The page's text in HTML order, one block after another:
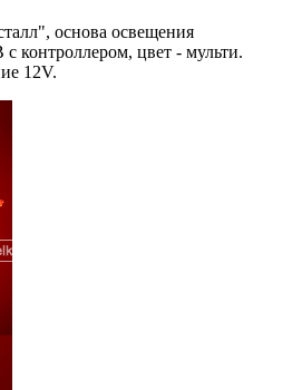
основа освещения
с контроллером, цвет - мульти.
12V.